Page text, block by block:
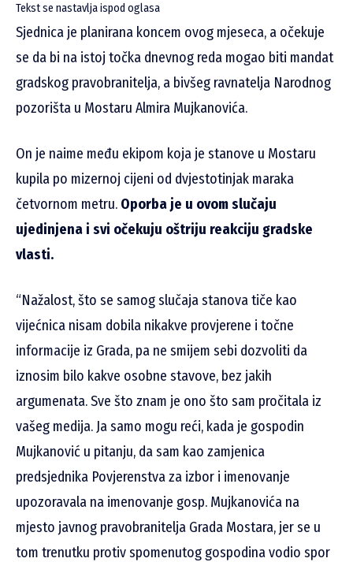
Tekst se nastavlja ispod oglasa
Sjednica je planirana koncem ovog mjeseca, a očekuje
se da bi na istoj točka dnevnog reda mogao biti mandat
gradskog pravobranitelja, a bivšeg ravnatelja Narodnog
pozorišta u Mostaru Almira Mujkanovića.
On je naime među ekipom koja je stanove u Mostaru
kupila po mizernoj cijeni od dvjestotinjak maraka
četvornom metru. Oporba je u ovom slučaju
ujedinjena i svi očekuju oštriju reakciju gradske
vlasti.
“Nažalost, što se samog slučaja stanova tiče kao
vijećnica nisam dobila nikakve provjerene i točne
informacije iz Grada, pa ne smijem sebi dozvoliti da
iznosim bilo kakve osobne stavove, bez jakih
argumenata. Sve što znam je ono što sam pročitala iz
vašeg medija. Ja samo mogu reći, kada je gospodin
Mujkanović u pitanju, da sam kao zamjenica
predsjednika Povjerenstva za izbor i imenovanje
upozoravala na imenovanje gosp. Mujkanovića na
mjesto javnog pravobranitelja Grada Mostara, jer se u
tom trenutku protiv spomenutog gospodina vodio spor